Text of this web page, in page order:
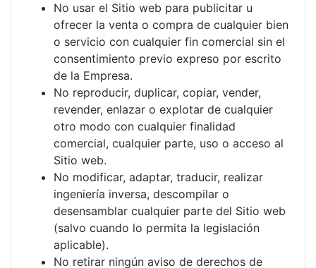
No usar el Sitio web para publicitar u
ofrecer la venta o compra de cualquier bien
o servicio con cualquier fin comercial sin el
consentimiento previo expreso por escrito
de la Empresa.
No reproducir, duplicar, copiar, vender,
revender, enlazar o explotar de cualquier
otro modo con cualquier finalidad
comercial, cualquier parte, uso o acceso al
Sitio web.
No modificar, adaptar, traducir, realizar
ingeniería inversa, descompilar o
desensamblar cualquier parte del Sitio web
(salvo cuando lo permita la legislación
aplicable).
No retirar ningún aviso de derechos de